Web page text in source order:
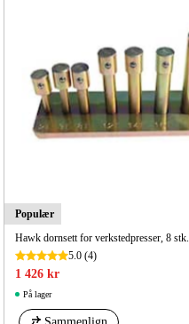
Populær
Hawk dornsett for verkstedpresser, 8 stk.
5.0(4)
1 426 kr
På lager